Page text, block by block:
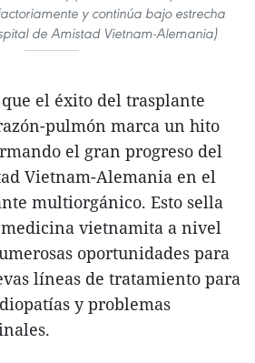
y continúa bajo estrecha
de Amistad Vietnam-Alemania)
el éxito del trasplante
pulmón marca un hito
el gran progreso del
Vietnam-Alemania en el
multiorgánico. Esto sella
vietnamita a nivel
oportunidades para
líneas de tratamiento para
y problemas